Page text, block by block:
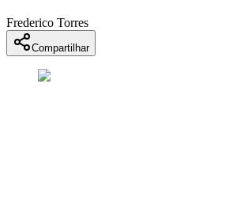
Frederico Torres
Compartilhar